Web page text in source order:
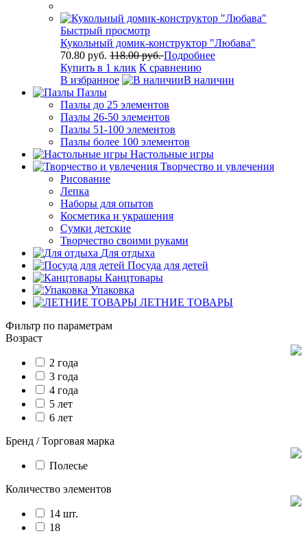
Быстрый просмотр
Кукольный домик-конструктор "Любава"
70.80 руб. 118.00 руб.Подробнее
Купить в 1 клик К сравнению
В избранное
В наличии
Пазлы
Пазлы до 25 элементов
Пазлы 26-50 элементов
Пазлы 51-100 элементов
Пазлы более 100 элементов
Настольные игры
Творчество и увлечения
Рисование
Лепка
Наборы для опытов
Косметика и украшения
Сумки детские
Творчество своими руками
Для отдыха
Посуда для детей
Канцтовары
Упаковка
ЛЕТНИЕ ТОВАРЫ
Фильтр по параметрам
Возраст
2 года
3 года
4 года
5 лет
6 лет
Бренд / Торговая марка
Полесье
Количество элементов
14 шт.
18